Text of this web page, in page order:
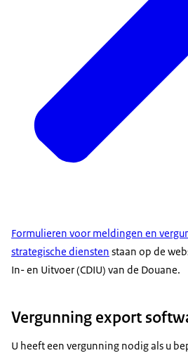
Formulieren voor meldingen en
strategische diensten staan op de
In- en Uitvoer (CDIU) van de Douane.
Vergunning export
U heeft een vergunning nodig als u